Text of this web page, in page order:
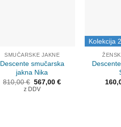
SMUČARSKE JAKNE
Descente smučarska
jakna Nika
810,00€ Izvirna
cena
567,00€Trenutna
z DDV
Kolekcija